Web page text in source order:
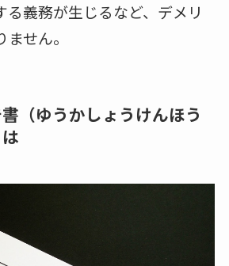
る義務が生じるなど、デメリ
せん。
（ゆうかしょうけんほう